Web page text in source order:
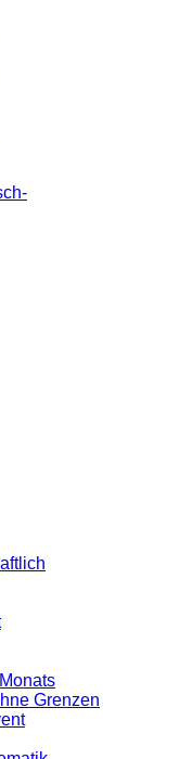
Grenzen